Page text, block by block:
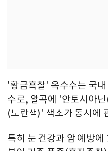
'황금흑찰' 옥수수는 국
수로, 알곡에 '안토시아
(노란색)' 색소가 동시에
특히 눈 건강과 암 예방